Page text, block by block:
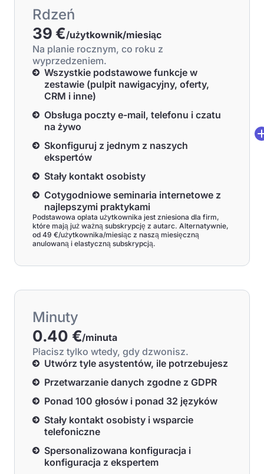
Rdzeń
39 €/użytkownik/miesiąc
Na planie rocznym, co roku z
wyprzedzeniem.
Wszystkie podstawowe funkcje w
zestawie (pulpit nawigacyjny, oferty,
CRM i inne)
Obsługa poczty e-mail, telefonu i czatu
na żywo
Skonfiguruj z jednym z naszych
ekspertów
Stały kontakt osobisty
Cotygodniowe seminaria internetowe z
najlepszymi praktykami
Podstawowa opłata użytkownika jest zniesiona dla firm,
które mają już ważną subskrypcję z autarc. Alternatywnie,
od 49 €/użytkownika/miesiąc z naszą miesięczną
anulowaną i elastyczną subskrypcją.
Minuty
0.40 €/minuta
Płacisz tylko wtedy, gdy dzwonisz.
Utwórz tyle asystentów, ile potrzebujesz
Przetwarzanie danych zgodne z GDPR
Ponad 100 głosów i ponad 32 języków
Stały kontakt osobisty i wsparcie
telefoniczne
Spersonalizowana konfiguracja i
konfiguracja z ekspertem